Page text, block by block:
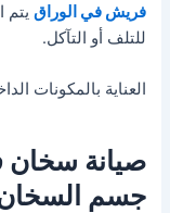
فريش في الوراق
للتلف أو التآكل.
العناية بالمكونات
صيانة
جسم